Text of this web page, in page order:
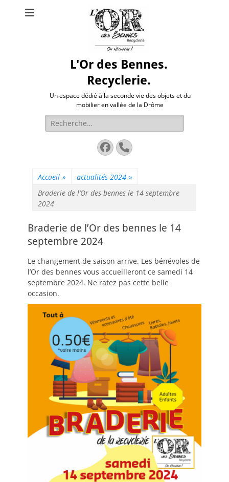
L'Or des Bennes.
Recyclerie.
Un espace dédié à la seconde vie des objets et du
mobilier en vallée de la Drôme
Rechercher :
Facebook
Tél
Accueil » actualités 2024 »
Braderie de l’Or des bennes le 14 septembre
2024
Braderie de l’Or des bennes le 14
septembre 2024
Le changement de saison arrive. Les bénévoles de
l’Or des bennes vous accueilleront ce samedi 14
septembre 2024. Ne ratez pas cette belle
occasion.